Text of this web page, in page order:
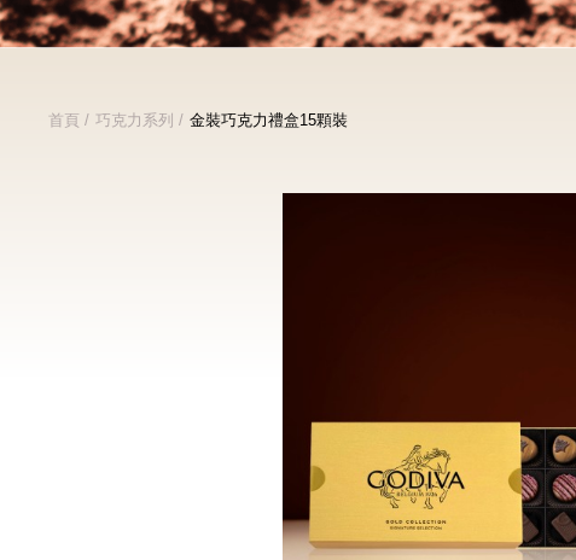
首頁 巧克力系列 金裝巧克力禮盒15顆裝